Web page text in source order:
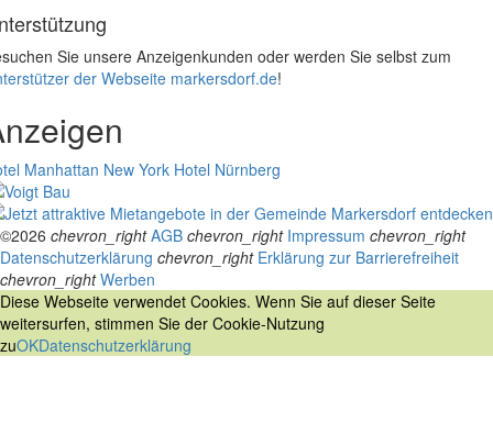
Sie unsere Anzeigenkunden oder werden Sie selbst zum
der Webseite markersdorf.de!
Manhattan New York Hotel Nürnberg
©2026 chevron_right AGB chevron_right Impressum chevron_right
Datenschutzerklärung chevron_right Erklärung zur Barrierefreiheit
chevron_right Werben
Diese Webseite verwendet Cookies. Wenn Sie auf dieser Seite
weitersurfen, stimmen Sie der Cookie-Nutzung
zuOKDatenschutzerklärung